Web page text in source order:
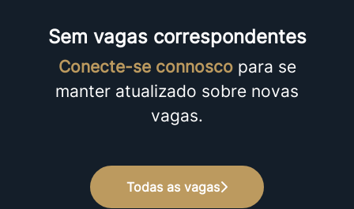
Sem vagas correspondentes
Conecte-se connoscopara se
manter atualizado sobre novas
vagas.
Todas as vagas